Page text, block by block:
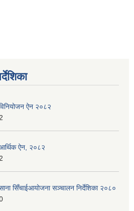
ऐन २०८२
आर्थिक ऐन, २०८२
सिँचाईआयोजना सञ्चालन निर्देशिका २०८०